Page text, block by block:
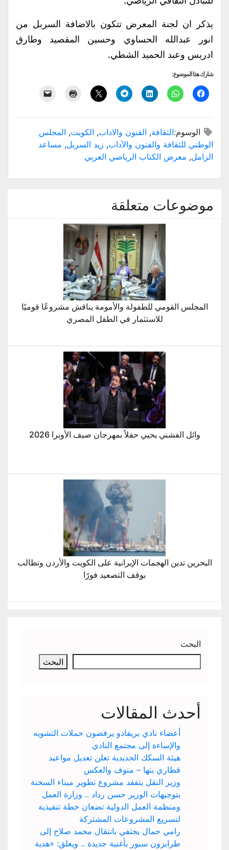
يذكر ان لجنة المعرض تتكون بالاضافة السربل من
انور عبدالله الحساوي وحسين المقصيد وطارق
ادريس وعبد الحميد الشطي.
شارك هذا الموضوع:
الوسوم:الثقافة, الفنون والاداب, الكويت, المجلس
الوطني للثقافة والفنون والآداب, زيد السربل, مساعد
الزامل, معرض الكتاب الرياضي العربي
موضوعات متعلقة
المجلس القومي للطفولة والأمومة يناقش مشروعًا قوميًا
للاستثمار في الطفل المصري
وائل الفشني يحيي حفلاً بمهرجان صيف الأوبرا 2026
البحرين تدين الهجمات الإيرانية على الكويت والأردن وتطالب
بوقف التصعيد فورًا
البحث
البحث
أحدث المقالات
أعضاء نادي بريفادو يرفضون حملات التشويه
والإساءة إلى مجتمع النادي
هيئة السكك الحديدية تعلن تعديل مواعيد
قطاري بنها – منوف والعكس
وزير النقل يتفقد مشروع تطوير ميناء السخنة
بتوجيهات الوزير حسن رداد .. وزارة العمل
ومنظمة العمل الدولية تضعان خطة تنفيذية
لتسريع المشروعات المشتركة
رامي جمال يحتفي بانتقال محمد صلاح إلى
طرابزون سبور بأغنية جديدة .. ويعلق: «هدية